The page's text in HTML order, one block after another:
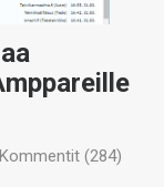
Kommentit (284)